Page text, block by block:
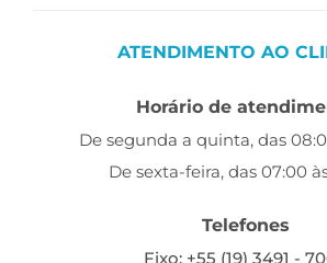
ATENDIMENTO AO
Horário de
De segunda a quinta, das
De sexta-feira, das 07:00
Telefones
Fixo: +55 (19) 3491 -